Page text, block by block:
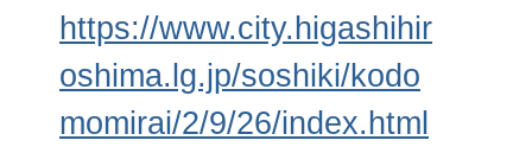
https://www.city.higashihir
oshima.lg.jp/soshiki/kodo
momirai/2/9/26/index.html